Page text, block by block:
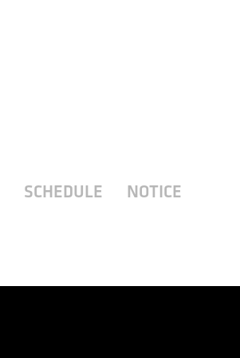
SCHEDULE NOTICE